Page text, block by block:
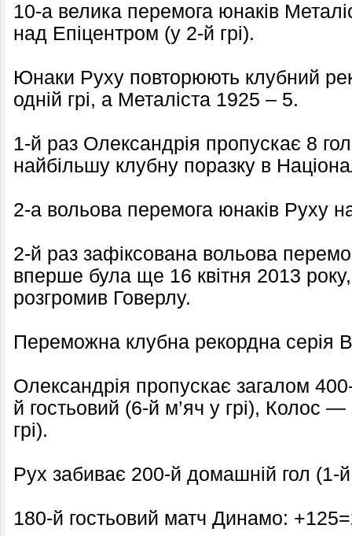
10-а велика перемога юнаків
над Епіцентром (у 2-й грі).
Юнаки Руху повторюють клубний
одній грі, а Металіста 1925 – 5.
1-й раз Олександрія пропускає 8
найбільшу клубну поразку в
2-а вольова перемога юнаків Руху
2-й раз зафіксована вольова
вперше була ще 16 квітня 2013
розгромив Говерлу.
Переможна клубна рекордна серія
Олександрія пропускає загалом
й гостьовий (6-й м’яч у грі), Колос
грі).
Рух забиває 200-й домашній гол (1-й
180-й гостьовий матч Динамо: